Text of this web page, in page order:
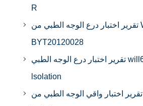
R
تقرير اختبار درع الوجه الطبي من Willcote
BYT20120028
تقرير اختبار درع الوجه الطبي will68 BYT20120029
lsolation
تقرير اختبار واقي الوجه الطبي من Willcome PL من